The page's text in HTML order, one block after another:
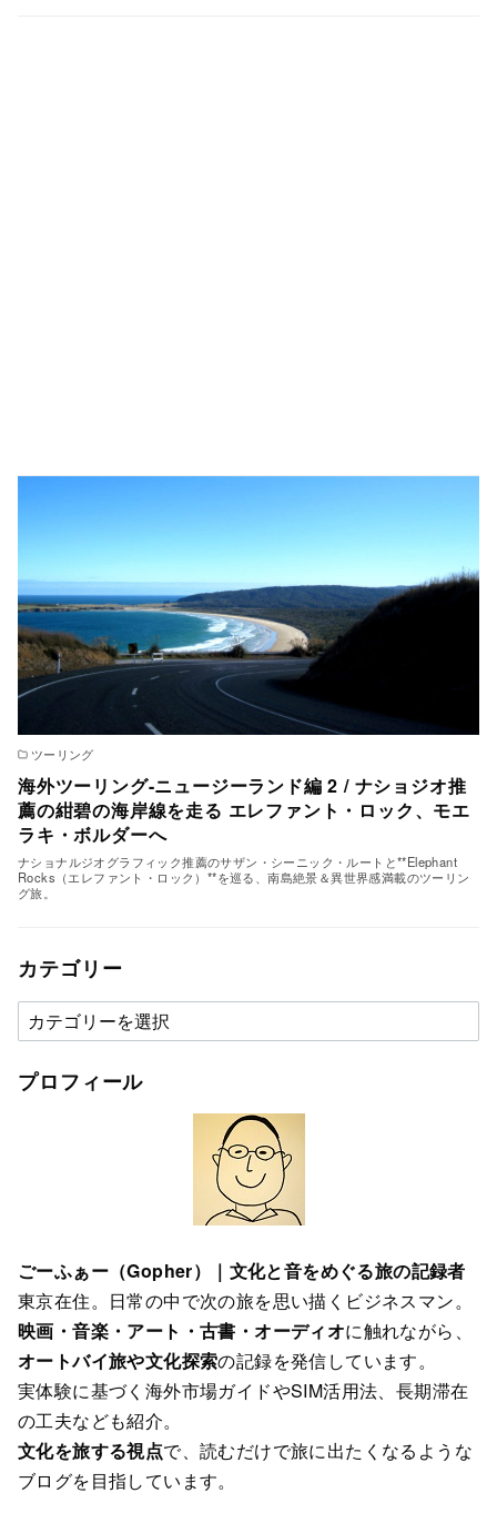
ツーリング
海外ツーリング-ニュージーランド編 2 / ナショジオ推
薦の紺碧の海岸線を走る エレファント・ロック、モエ
ラキ・ボルダーへ
ナショナルジオグラフィック推薦のサザン・シーニック・ルートと**Elephant
Rocks（エレファント・ロック）**を巡る、南島絶景＆異世界感満載のツーリン
グ旅。
カテゴリー
カ
テ
ゴ
プロフィール
ごーふぁー（Gopher）｜文化と音をめぐる旅の記録者
東京在住。日常の中で次の旅を思い描くビジネスマン。
映画・音楽・アート・古書・オーディオに触れながら、
オートバイ旅や文化探索の記録を発信しています。
実体験に基づく海外市場ガイドやSIM活用法、長期滞在
の工夫なども紹介。
文化を旅する視点で、読むだけで旅に出たくなるような
ブログを目指しています。